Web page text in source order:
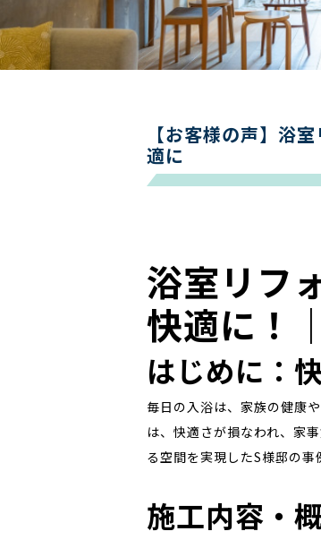
【お客様の声】浴
適に
浴室リフ
快適に！
はじめに：
毎日の入浴は、家族の健康
は、快適さが損なわれ、家
る空間を実現したS様邸の事
施工内容・